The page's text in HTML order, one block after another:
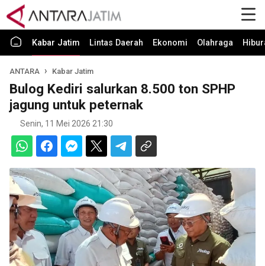
Kabar Jatim Lintas Daerah Ekonomi Olahraga
ANTARA Kabar Jatim
Bulog Kediri salurkan 8.500 ton SPHP
jagung untuk peternak
Senin, 11 Mei 2026 21:30